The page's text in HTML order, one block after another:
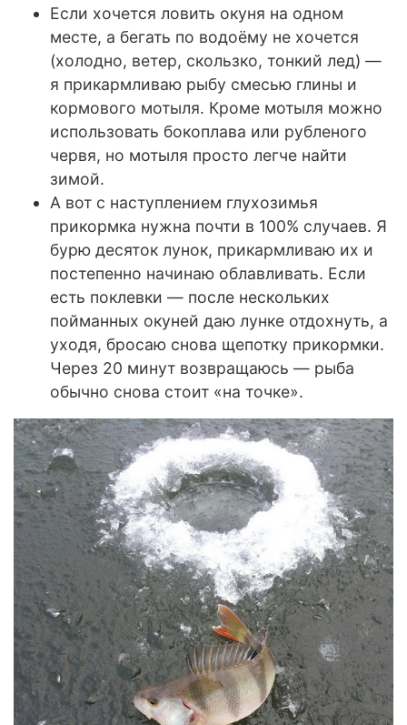
Если хочется ловить окуня на одном
месте, а бегать по водоёму не хочется
(холодно, ветер, скользко, тонкий лед) —
я прикармливаю рыбу смесью глины и
кормового мотыля. Кроме мотыля можно
использовать бокоплава или рубленого
червя, но мотыля просто легче найти
зимой.
А вот с наступлением глухозимья
прикормка нужна почти в 100% случаев. Я
бурю десяток лунок, прикармливаю их и
постепенно начинаю облавливать. Если
есть поклевки — после нескольких
пойманных окуней даю лунке отдохнуть, а
уходя, бросаю снова щепотку прикормки.
Через 20 минут возвращаюсь — рыба
обычно снова стоит «на точке».